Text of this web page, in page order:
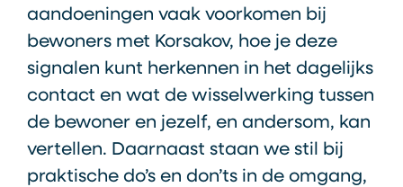
aandoeningen vaak voorkomen bij
bewoners met Korsakov, hoe je deze
signalen kunt herkennen in het dagelijks
contact en wat de wisselwerking tussen
de bewoner en jezelf, en andersom, kan
vertellen. Daarnaast staan we stil bij
praktische do’s en don’ts in de omgang,